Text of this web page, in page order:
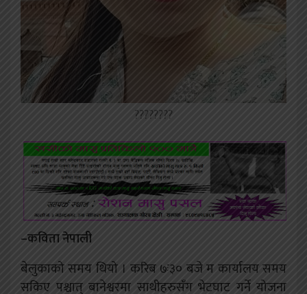
????????
–कविता नेपाली
बेलुकाको समय थियो । करिब ७ः३० बजे म कार्यालय समय
सकिए पश्चात् बानेश्वरमा साथीहरुसँग भेटघाट गर्ने योजना